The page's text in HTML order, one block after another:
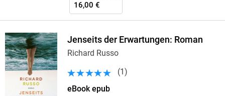
16,00 €
Jenseits der Erwartungen: Roman
Richard Russo
(1 )
eBook epub